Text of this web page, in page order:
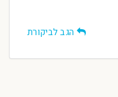
הגב לביקורת